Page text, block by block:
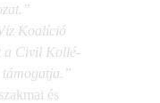
Koa­lí­ció
a Civil Kol­lé­
és